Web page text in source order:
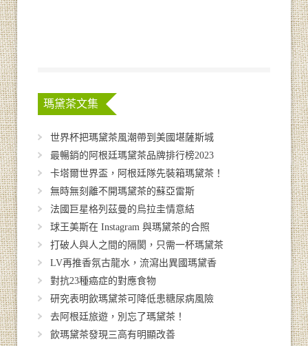
瑪黛茶文集
世界杯把瑪黛茶風潮帶到美國堪薩斯城
最暢銷的阿根廷瑪黛茶品牌排行榜2023
卡塔爾世界盃，阿根廷隊先裝箱瑪黛茶！
無時無刻離不開瑪黛茶的蘇亞雷斯
法國巨星格列茲曼的烏拉圭情意結
球王美斯在 Instagram 與瑪黛茶的合照
打破人與人之間的隔閡，只需一杯瑪黛茶
LV再推香氛古龍水，流瀉出異國瑪黛香
對抗23種癌症的對應食物
研究表明飲瑪黛茶可降低患糖尿病風險
去阿根廷旅遊，別忘了瑪黛茶！
飲瑪黛茶發現三高有明顯改善